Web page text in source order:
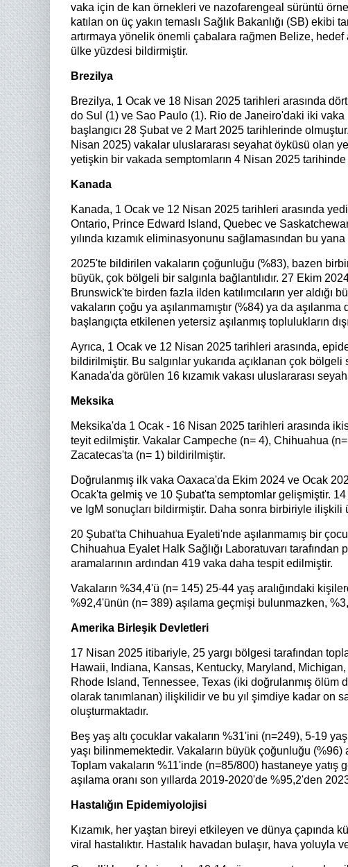
vaka için de kan örnekleri ve nazofarengeal sürüntü
katılan on üç yakın temaslı Sağlık Bakanlığı (SB) ekibi
artırmaya yönelik önemli çabalara rağmen Belize, hedef
ülke yüzdesi bildirmiştir.
Brezilya
Brezilya, 1 Ocak ve 18 Nisan 2025 tarihleri arasında
do Sul (1) ve Sao Paulo (1). Rio de Janeiro'daki iki vaka
başlangıcı 28 Şubat ve 2 Mart 2025 tarihlerinde
Nisan 2025) vakalar uluslararası seyahat öyküsü olan
yetişkin bir vakada semptomların 4 Nisan 2025 tarihinde
Kanada
Kanada, 1 Ocak ve 12 Nisan 2025 tarihleri arasında
Ontario, Prince Edward Island, Quebec ve
yılında kızamık eliminasyonunu sağlamasından bu
2025'te bildirilen vakaların çoğunluğu (%83), bazen
büyük, çok bölgeli bir salgınla bağlantılıdır. 27 Ekim
Brunswick'te birden fazla ilden katılımcıların yer aldığı
vakaların çoğu ya aşılanmamıştır (%84) ya da
başlangıçta etkilenen yetersiz aşılanmış toplulukların
Ayrıca, 1 Ocak ve 12 Nisan 2025 tarihleri arasında,
bildirilmiştir. Bu salgınlar yukarıda açıklanan çok
Kanada'da görülen 16 kızamık vakası uluslararası
Meksika
Meksika'da 1 Ocak - 16 Nisan 2025 tarihleri arasında
teyit edilmiştir. Vakalar Campeche (n= 4), Chihuahua
Zacatecas'ta (n= 1) bildirilmiştir.
Doğrulanmış ilk vaka Oaxaca'da Ekim 2024 ve Ocak
Ocak'ta gelmiş ve 10 Şubat'ta semptomlar gelişmiştir.
ve IgM sonuçları bildirmiştir. Daha sonra birbiriyle ilişkili
20 Şubat'ta Chihuahua Eyaleti'nde aşılanmamış bir
Chihuahua Eyalet Halk Sağlığı Laboratuvarı
aramalarının ardından 419 vaka daha tespit edilmiştir.
Vakaların %34,4'ü (n= 145) 25-44 yaş aralığındaki
%92,4'ünün (n= 389) aşılama geçmişi bulunmazken,
Amerika Birleşik Devletleri
17 Nisan 2025 itibariyle, 25 yargı bölgesi tarafından
Hawaii, Indiana, Kansas, Kentucky, Maryland,
Rhode Island, Tennessee, Texas (iki doğrulanmış ölüm
olarak tanımlanan) ilişkilidir ve bu yıl şimdiye kadar on
oluşturmaktadır.
Beş yaş altı çocuklar vakaların %31'ini (n=249), 5-19
yaşı bilinmemektedir. Vakaların büyük çoğunluğu (%96)
Toplam vakaların %11'inde (n=85/800) hastaneye yatış
aşılama oranı son yıllarda 2019-2020'de %95,2'den
Hastalığın Epidemiyolojisi
Kızamık, her yaştan bireyi etkileyen ve dünya çapında
viral hastalıktır. Hastalık havadan bulaşır, hava yoluyla